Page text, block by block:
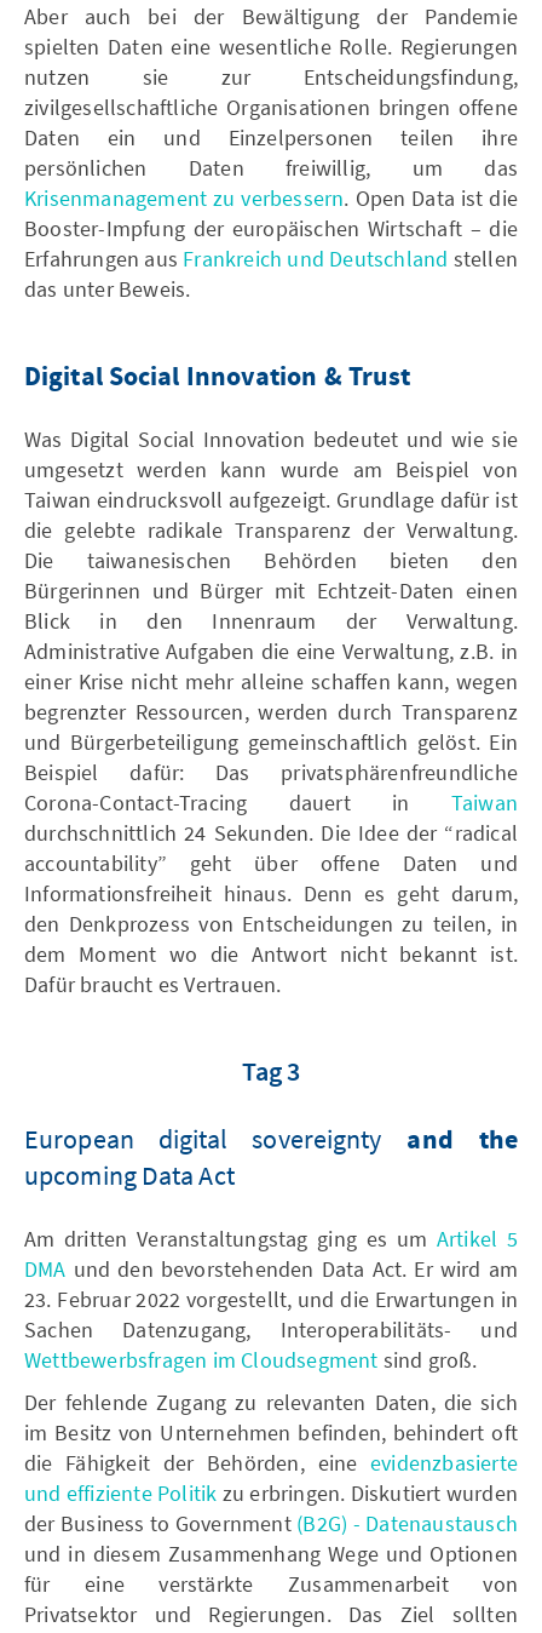
Aber auch bei der Bewältigung der Pandemie
spielten Daten eine wesentliche Rolle. Regierungen
nutzen sie zur Entscheidungsfindung,
zivilgesellschaftliche Organisationen bringen offene
Daten ein und Einzelpersonen teilen ihre
persönlichen Daten freiwillig, um das
Krisenmanagement zu verbessern. Open Data ist die
Booster-Impfung der europäischen Wirtschaft – die
Erfahrungen aus Frankreich und Deutschland stellen
das unter Beweis.
Digital Social Innovation & Trust
Was Digital Social Innovation bedeutet und wie sie
umgesetzt werden kann wurde am Beispiel von
Taiwan eindrucksvoll aufgezeigt. Grundlage dafür ist
die gelebte radikale Transparenz der Verwaltung.
Die taiwanesischen Behörden bieten den
Bürgerinnen und Bürger mit Echtzeit-Daten einen
Blick in den Innenraum der Verwaltung.
Administrative Aufgaben die eine Verwaltung, z.B. in
einer Krise nicht mehr alleine schaffen kann, wegen
begrenzter Ressourcen, werden durch Transparenz
und Bürgerbeteiligung gemeinschaftlich gelöst. Ein
Beispiel dafür: Das privatsphärenfreundliche
Corona-Contact-Tracing dauert in Taiwan
durchschnittlich 24 Sekunden. Die Idee der “radical
accountability” geht über offene Daten und
Informationsfreiheit hinaus. Denn es geht darum,
den Denkprozess von Entscheidungen zu teilen, in
dem Moment wo die Antwort nicht bekannt ist.
Dafür braucht es Vertrauen.
Tag 3
European digital sovereignty and the
upcoming Data Act
Am dritten Veranstaltungstag ging es um Artikel 5
DMA und den bevorstehenden Data Act. Er wird am
23. Februar 2022 vorgestellt, und die Erwartungen in
Sachen Datenzugang, Interoperabilitäts- und
Wettbewerbsfragen im Cloudsegment sind groß.
Der fehlende Zugang zu relevanten Daten, die sich
im Besitz von Unternehmen befinden, behindert oft
die Fähigkeit der Behörden, eine evidenzbasierte
und effiziente Politik zu erbringen. Diskutiert wurden
der Business to Government (B2G) - Datenaustausch
und in diesem Zusammenhang Wege und Optionen
für eine verstärkte Zusammenarbeit von
Privatsektor und Regierungen. Das Ziel sollten